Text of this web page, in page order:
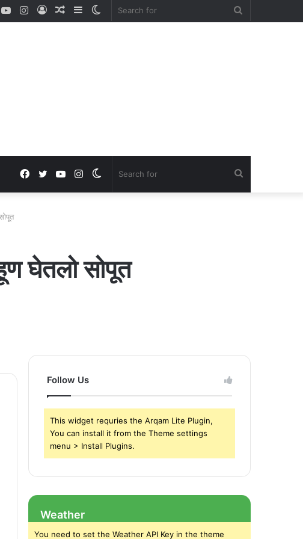
Switch
Sidebar
Random
Log
Instagram
YouTube
Switch
Instagram
YouTube
Twitter
Facebook
घेतलो सोपूत
Follow Us
This widget requries the Arqam Lite Plugin,
You can install it from the Theme settings
menu > Install Plugins.
Weather
You need to set the Weather API Key in the theme